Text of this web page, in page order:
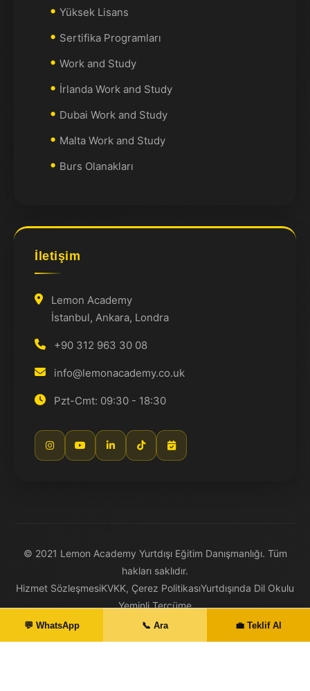
Yüksek Lisans
Sertifika Programları
Work and Study
İrlanda Work and Study
Dubai Work and Study
Malta Work and Study
Burs Olanakları
İletişim
Lemon Academy
İstanbul, Ankara, Londra
+90 312 963 30 08
info@lemonacademy.co.uk
Pzt-Cmt: 09:30 - 18:30
© 2021 Lemon Academy Yurtdışı Eğitim Danışmanlığı. Tüm
hakları saklıdır.
Hizmet SözleşmesiKVKK, Çerez PolitikasıYurtdışında Dil Okulu
Yeminli Tercüme
💬 WhatsApp 📞 Ara 💼 Teklif Al